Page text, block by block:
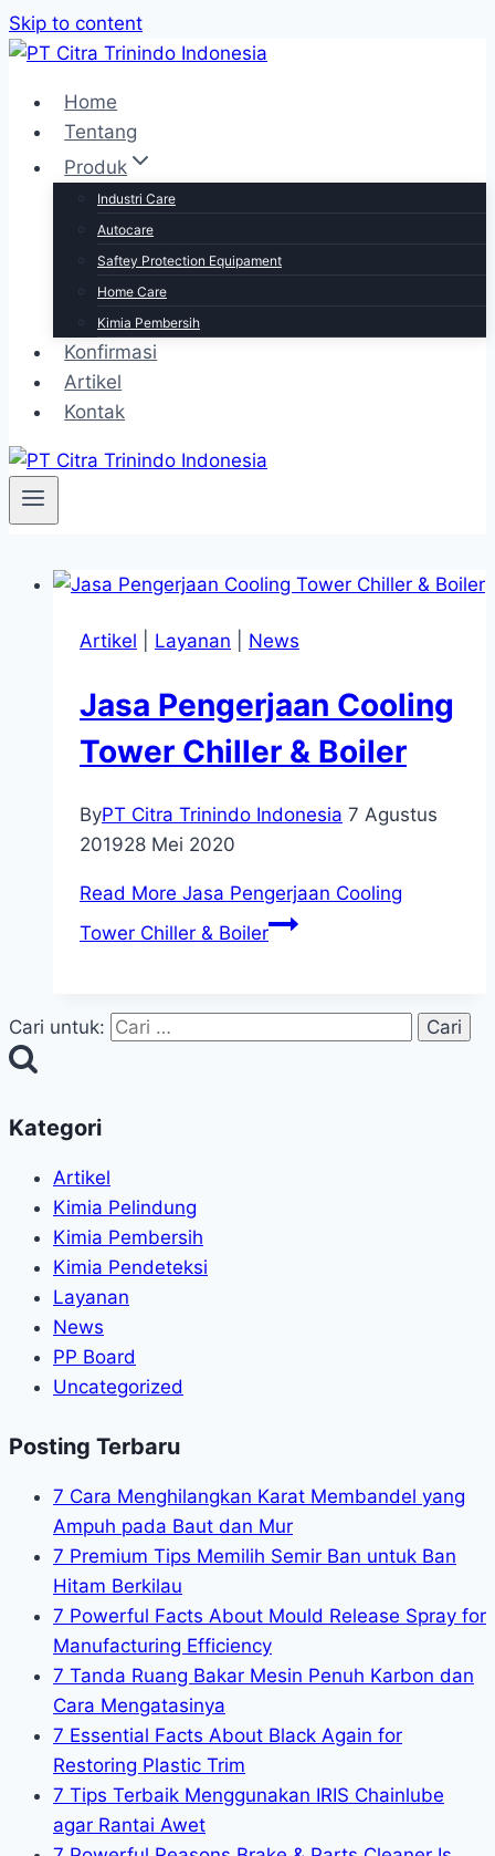
Skip to content
Home
Tentang
Produk
Industri Care
Autocare
Saftey Protection Equipament
Home Care
Kimia Pembersih
Konfirmasi
Artikel
Kontak
Artikel Layanan News
Jasa Pengerjaan Cooling
Tower Chiller & Boiler
ByPT Citra Trinindo Indonesia 7 Agustus
201928 Mei 2020
Read More Jasa Pengerjaan Cooling
Tower Chiller & Boiler
Cari untuk:
Kategori
Artikel
Kimia Pelindung
Kimia Pembersih
Kimia Pendeteksi
Layanan
News
PP Board
Uncategorized
Posting Terbaru
7 Cara Menghilangkan Karat Membandel yang
Ampuh pada Baut dan Mur
7 Premium Tips Memilih Semir Ban untuk Ban
Hitam Berkilau
7 Powerful Facts About Mould Release Spray for
Manufacturing Efficiency
7 Tanda Ruang Bakar Mesin Penuh Karbon dan
Cara Mengatasinya
7 Essential Facts About Black Again for
Restoring Plastic Trim
7 Tips Terbaik Menggunakan IRIS Chainlube
agar Rantai Awet